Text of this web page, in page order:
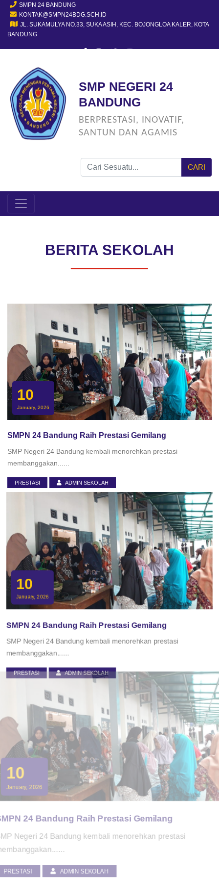
SMPN 24 BANDUNG
KONTAK@SMPN24BDG.SCH.ID
JL. SUKAMULYA NO.33, SUKA ASIH, KEC. BOJONGLOA KALER, KOTA
BANDUNG
SMP NEGERI 24
BANDUNG
BERPRESTASI, INOVATIF,
SANTUN DAN AGAMIS
CARI
BERITA SEKOLAH
10
January, 2026
SMPN 24 Bandung Raih Prestasi Gemilang
SMP Negeri 24 Bandung kembali menorehkan prestasi
membanggakan......
PRESTASI ADMIN SEKOLAH
10
January, 2026
SMPN 24 Bandung Raih Prestasi Gemilang
SMP Negeri 24 Bandung kembali menorehkan prestasi
membanggakan......
PRESTASI ADMIN SEKOLAH
10
January, 2026
SMPN 24 Bandung Raih Prestasi Gemilang
membanggakan......